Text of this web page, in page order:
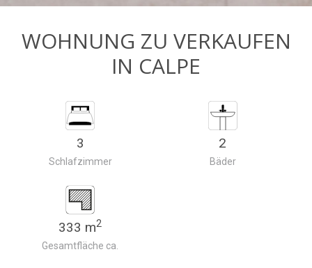
WOHNUNG ZU VERKAUFEN
IN CALPE
3
Schlafzimmer
2
Bäder
333 m2
Gesamtfläche ca.